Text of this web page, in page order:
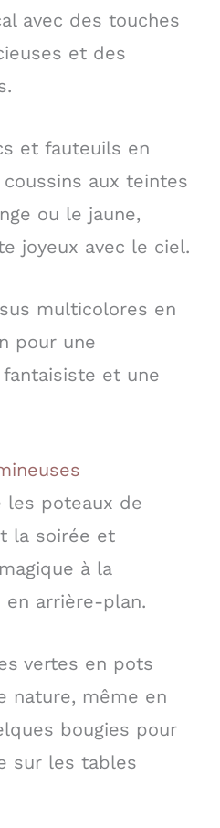
avec des touches
et des
et fauteuils en
aux teintes
ou le jaune,
joyeux avec le ciel.
multicolores en
pour une
et une
les poteaux de
la soirée et
à la
arrière-plan.
vertes en pots
nature, même en
bougies pour
sur les tables